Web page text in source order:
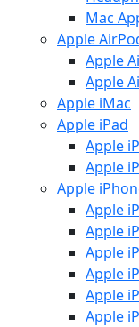
Mac
Apple
Apple
Apple
Apple iMac
Apple iPad
Apple
Apple
Apple
Apple
Apple
Apple
Apple
Apple
Apple